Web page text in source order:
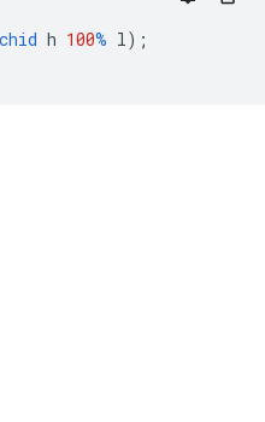
h 100% l );